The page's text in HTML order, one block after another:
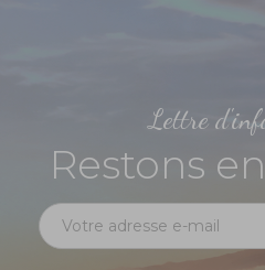
Lettre
Restons